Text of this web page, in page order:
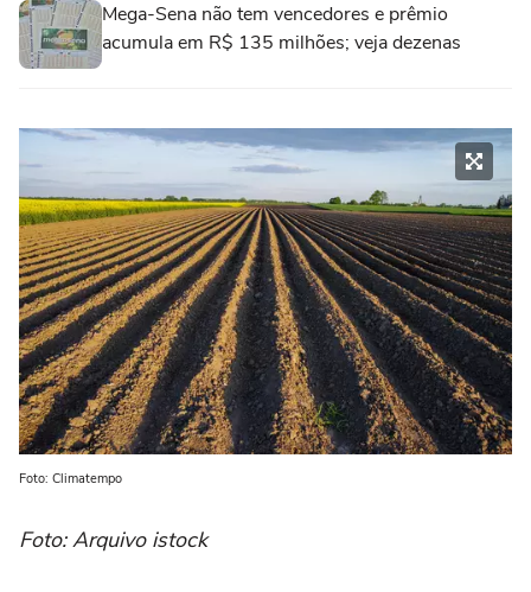
Mega-Sena não tem vencedores e prêmio
acumula em R$ 135 milhões; veja dezenas
Foto: Climatempo
Foto: Arquivo istock